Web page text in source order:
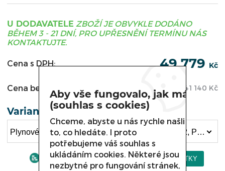
U DODAVATELE ZBOŽÍ JE OBVYKLE DODÁNO
BĚHEM 3 - 21 DNÍ, PRO UPŘESNĚNÍ TERMÍNU NÁS
KONTAKTUJTE.
Cena s DPH: 49 779 Kč
Cena bez DPH: 41 140 Kč
Varianta
Plynové vařidlo bez podestavby Kromet 900.KG-2, Plynové vařidlo s podestavbou uzavřenou 900.KG-2.S (49 779 Kč)
Aby vše fungovalo, jak má
(souhlas s cookies)
Chceme, abyste u nás rychle našli
to, co hledáte. I proto
potřebujeme váš souhlas s
ukládáním cookies. Některé jsou
nezbytné pro fungování stránek,